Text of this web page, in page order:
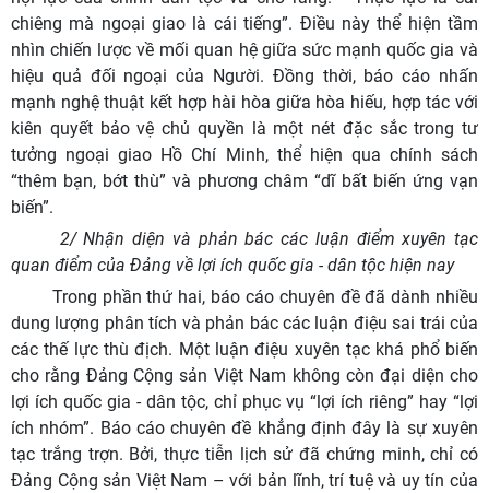
chiêng mà ngoại giao là cái tiếng”. Điều này thể hiện tầm
nhìn chiến lược về mối quan hệ giữa sức mạnh quốc gia và
hiệu quả đối ngoại của Người. Đồng thời, báo cáo nhấn
mạnh nghệ thuật kết hợp hài hòa giữa hòa hiếu, hợp tác với
kiên quyết bảo vệ chủ quyền là một nét đặc sắc trong tư
tưởng ngoại giao Hồ Chí Minh, thể hiện qua chính sách
“thêm bạn, bớt thù” và phương châm “dĩ bất biến ứng vạn
biến”.
2/ Nhận diện và phản bác các luận điểm xuyên tạc
quan điểm của Đảng về lợi ích quốc gia - dân tộc hiện nay
Trong phần thứ hai, báo cáo chuyên đề đã dành nhiều
dung lượng phân tích và phản bác các luận điệu sai trái của
các thế lực thù địch. Một luận điệu xuyên tạc khá phổ biến
cho rằng Đảng Cộng sản Việt Nam không còn đại diện cho
lợi ích quốc gia - dân tộc, chỉ phục vụ “lợi ích riêng” hay “lợi
ích nhóm”. Báo cáo chuyên đề khẳng định đây là sự xuyên
tạc trắng trợn. Bởi, thực tiễn lịch sử đã chứng minh, chỉ có
Đảng Cộng sản Việt Nam – với bản lĩnh, trí tuệ và uy tín của